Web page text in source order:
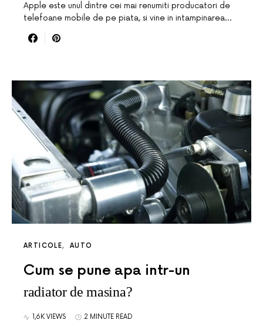
Apple este unul dintre cei mai renumiti producatori de
telefoane mobile de pe piata, si vine in intampinarea…
ARTICOLE AUTO
Cum se pune apa intr-un
radiator de masina?
1,6K VIEWS 2 MINUTE READ